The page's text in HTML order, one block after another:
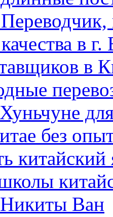
в
в
без
Ван